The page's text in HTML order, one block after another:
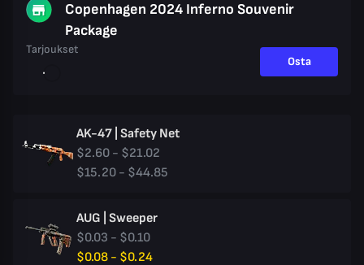
Copenhagen 2024 Inferno Souvenir
Package
Tarjoukset
Osta
AK-47 | Safety Net
$2.60 - $21.02
$15.20 - $44.85
AUG | Sweeper
$0.03 - $0.10
$0.08 - $0.24